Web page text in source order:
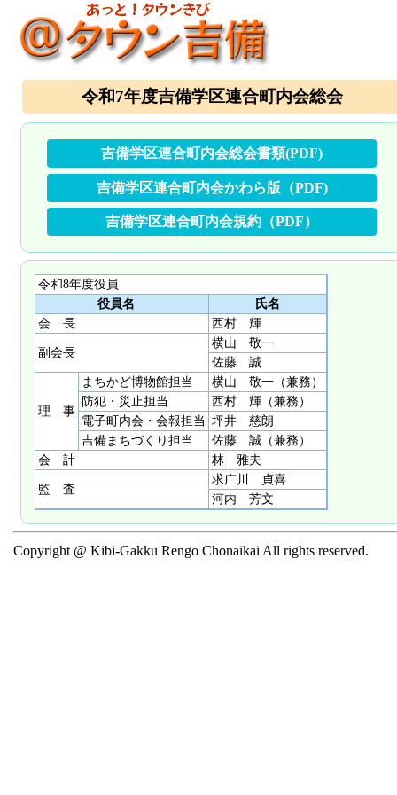
令和7年度吉備学区連合町内会総会
吉備学区連合町内会総会書類(PDF)
吉備学区連合町内会かわら版（PDF)
吉備学区連合町内会規約（PDF）
令和8年度役員
役員名
氏名
会 長
西村 輝
副会長
横山 敬一
佐藤 誠
理 事
まちかど博物館担当
横山 敬一（兼務）
防犯・災止担当
西村 輝（兼務）
電子町内会・会報担当 坪井 慈朗
吉備まちづくり担当
佐藤 誠（兼務）
会 計
林 雅夫
監 査
求广川 貞喜
河内 芳文
Copyright @ Kibi-Gakku Rengo Chonaikai All rights reserved.